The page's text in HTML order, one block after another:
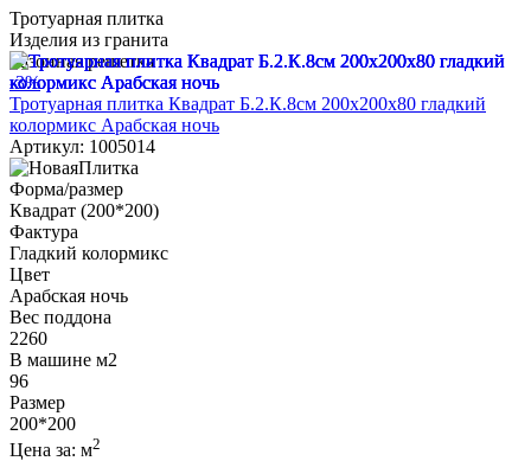
Тротуарная плитка
Изделия из гранита
Газонная решетка
-3%
Тротуарная плитка Квадрат Б.2.К.8см 200х200х80 гладкий
колормикс Арабская ночь
Артикул: 1005014
Форма/размер
Квадрат (200*200)
Фактура
Гладкий колормикс
Цвет
Арабская ночь
Вес поддона
2260
В машине м2
96
Размер
200*200
Цена за: м2